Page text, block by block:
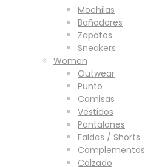
Mochilas
Bañadores
Zapatos
Sneakers
Women
Outwear
Punto
Camisas
Vestidos
Pantalones
Faldas / Shorts
Complementos
Calzado